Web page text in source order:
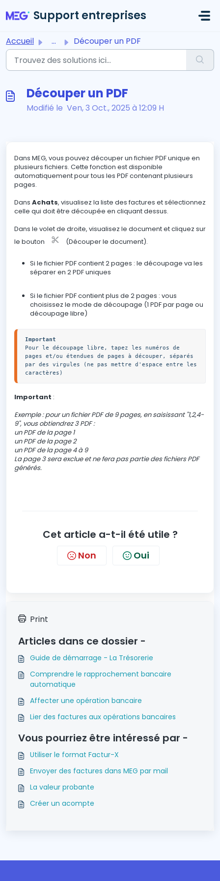
Support entreprises
Accueil ... Découper un PDF
Découper un PDF
Modifié le Ven, 3 Oct., 2025 à 12:09 H
Dans MEG, vous pouvez découper un fichier PDF unique en
plusieurs fichiers. Cette fonction est disponible
automatiquement pour tous les PDF contenant plusieurs
pages.
Dans Achats, visualisez la liste des factures et sélectionnez
celle qui doit être découpée en cliquant dessus.
Dans le volet de droite, visualisez le document et cliquez sur
le bouton
(Découper le document).
Si le fichier PDF contient 2 pages : le découpage va les
séparer en 2 PDF uniques
Si le fichier PDF contient plus de 2 pages : vous
choisissez le mode de découpage (1 PDF par page ou
découpage libre)
Important
Pour le découpage libre, tapez les numéros de
pages et/ou étendues de pages à découper, séparés
par des virgules (ne pas mettre d'espace entre les
caractères)
Important :
Exemple : pour un fichier PDF de 9 pages, en saisissant "1,2,4-
9", vous obtiendrez 3 PDF :
un PDF de la page 1
un PDF de la page 2
un PDF de la page 4 à 9
La page 3 sera exclue et ne fera pas partie des fichiers PDF
générés.
Cet article a-t-il été utile ?
Non Oui
Print
Articles dans ce dossier -
Guide de démarrage - La Trésorerie
Comprendre le rapprochement bancaire
automatique
Affecter une opération bancaire
Lier des factures aux opérations bancaires
Vous pourriez être intéressé par -
Utiliser le format Factur-X
Envoyer des factures dans MEG par mail
La valeur probante
Créer un acompte